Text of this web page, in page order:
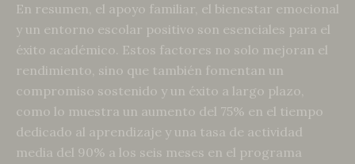
En resumen, el apoyo familiar, el bienestar emocional
y un entorno escolar positivo son esenciales para el
éxito académico. Estos factores no solo mejoran el
rendimiento, sino que también fomentan un
compromiso sostenido y un éxito a largo plazo,
como lo muestra un aumento del 75% en el tiempo
dedicado al aprendizaje y una tasa de actividad
media del 90% a los seis meses en el programa